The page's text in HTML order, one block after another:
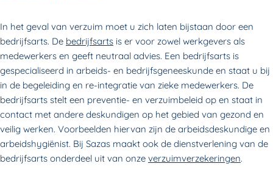
In het geval van verzuim moet u zich laten bijstaan door een
bedrijfsarts. De bedrijfsarts is er voor zowel werkgevers als
medewerkers en geeft neutraal advies. Een bedrijfsarts is
gespecialiseerd in arbeids- en bedrijfsgeneeskunde en staat u bij
in de begeleiding en re-integratie van zieke medewerkers. De
bedrijfsarts stelt een preventie- en verzuimbeleid op en staat in
contact met andere deskundigen op het gebied van gezond en
veilig werken. Voorbeelden hiervan zijn de arbeidsdeskundige en
arbeidshygiënist. Bij Sazas maakt ook de dienstverlening van de
bedrijfsarts onderdeel uit van onze verzuimverzekeringen.